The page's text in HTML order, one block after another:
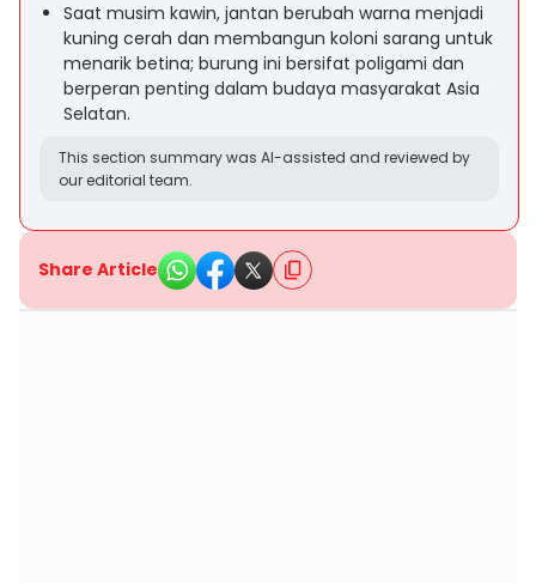
Saat musim kawin, jantan berubah warna menjadi
kuning cerah dan membangun koloni sarang untuk
menarik betina; burung ini bersifat poligami dan
berperan penting dalam budaya masyarakat Asia
Selatan.
This section summary was AI-assisted and reviewed by
our editorial team.
Share Article